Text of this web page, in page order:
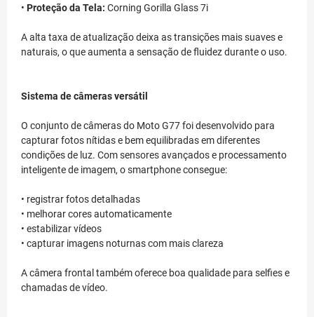
• Proteção da Tela: Corning Gorilla Glass 7i
A alta taxa de atualização deixa as transições mais suaves e
naturais, o que aumenta a sensação de fluidez durante o uso.
Sistema de câmeras versátil
O conjunto de câmeras do Moto G77 foi desenvolvido para
capturar fotos nítidas e bem equilibradas em diferentes
condições de luz. Com sensores avançados e processamento
inteligente de imagem, o smartphone consegue:
• registrar fotos detalhadas
• melhorar cores automaticamente
• estabilizar vídeos
• capturar imagens noturnas com mais clareza
A câmera frontal também oferece boa qualidade para selfies e
chamadas de vídeo.